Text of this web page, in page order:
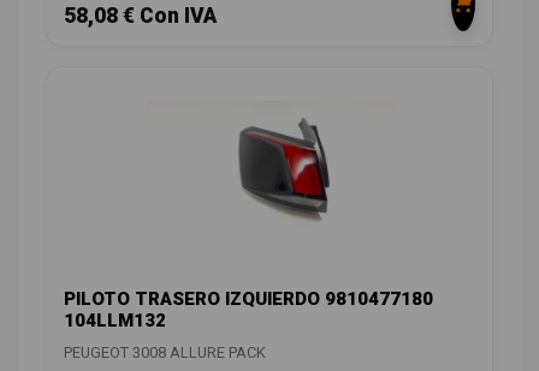
58,08 € Con IVA
PILOTO TRASERO IZQUIERDO 9810477180
104LLM132
PEUGEOT 3008 ALLURE PACK